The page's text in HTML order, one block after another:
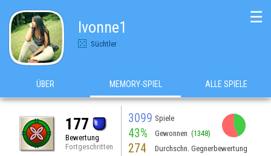
Ivonne1
Süchtler
☰
ÜBER MEMORY-SPIEL ALLE SPIELE
177
Bewertung
Fortgeschritten
3099 Spiele
43% Gewonnen (1348)
274 Durchschn. Gegnerbewertung